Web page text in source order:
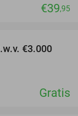
€39,95
€3.000
Gratis